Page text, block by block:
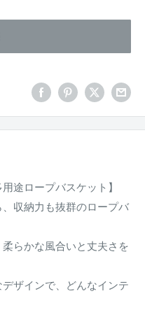
途ロープバスケット】
収納力も抜群のロープバ
らかな風合いと丈夫さを
ザインで、どんなインテ